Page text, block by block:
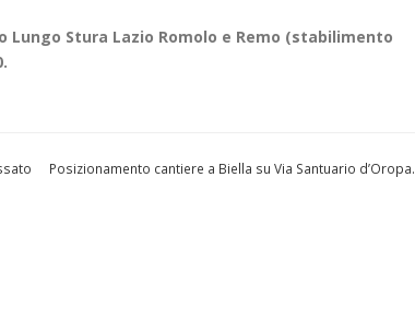
Lungo Stura Lazio Romolo e Remo (stabilimento
Posizionamento cantiere a Biella su Via Santuario d’Oropa.